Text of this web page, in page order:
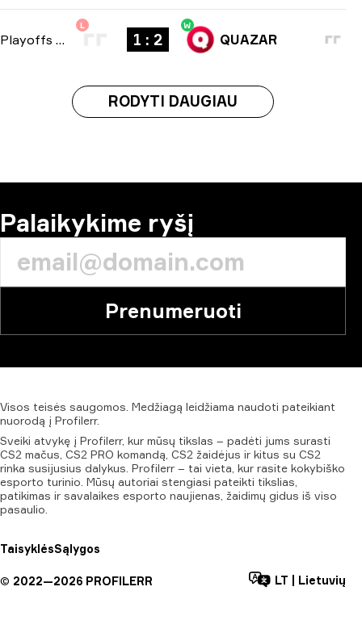
Playoffs
L
1 : 2
W
QUAZAR
RODYTI DAUGIAU
Palaikykime ryšį
Prenumeruoti
Visos teisės saugomos. Medžiagą leidžiama naudoti pateikiant
nuorodą į Profilerr.
Sveiki atvykę į Profilerr, kur mūsų tikslas – padėti jums surasti
CS2 mačus, CS2 PRO komandą, CS2 žaidėjus ir kitus su CS2
rinka susijusius dalykus. Profilerr – tai vieta, kur rasite kokybiško
esporto turinio. Mūsų autoriai stengiasi pateikti tikslias,
patikimas ir savalaikes esporto naujienas, žaidimų gidus iš viso
pasaulio.
TaisyklėsSąlygos
© 2022—2026 PROFILERR LT Lietuvių